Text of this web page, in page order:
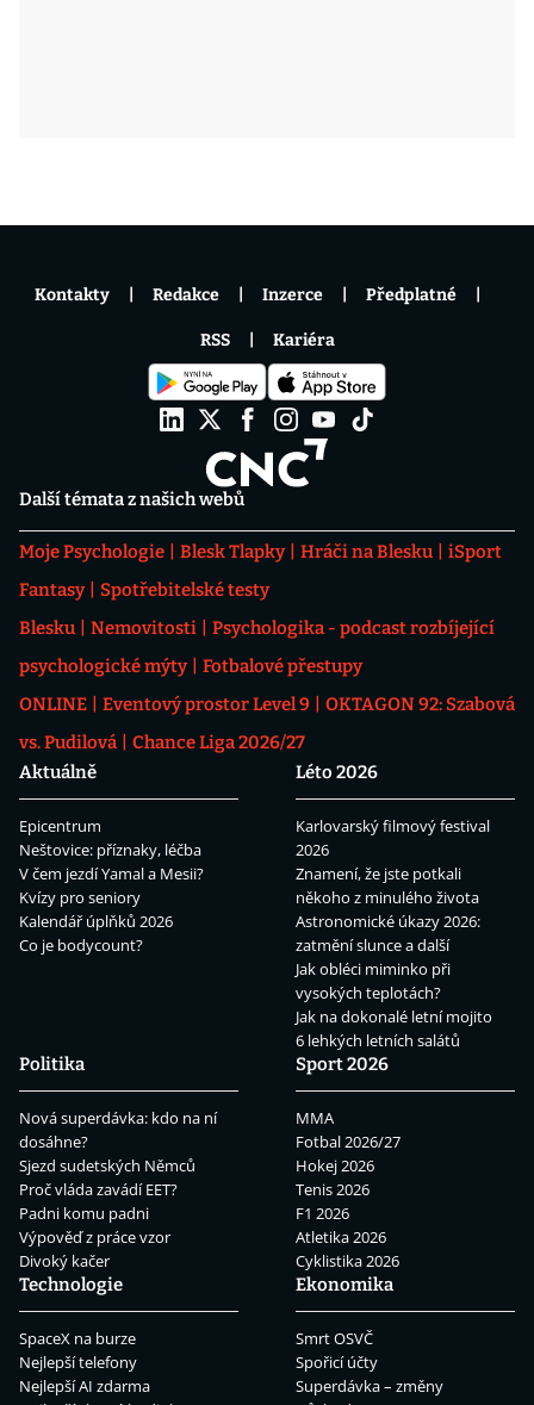
Další témata z našich webů
Moje Psychologie Blesk Tlapky Hráči na Blesku
iSport
Fantasy
Spotřebitelské testy
Blesku
Nemovitosti
Psychologika - podcast rozbíjející
psychologické mýty
Fotbalové přestupy
ONLINE
Eventový prostor Level 9
OKTAGON 92: Szabová
vs. Pudilová
Chance Liga 2026/27
Aktuálně
Epicentrum
Neštovice: příznaky, léčba
V čem jezdí Yamal a Mesii?
Kvízy pro seniory
Kalendář úplňků 2026
Co je bodycount?
Léto 2026
Karlovarský filmový festival
2026
Znamení, že jste potkali
někoho z minulého života
Astronomické úkazy 2026:
zatmění slunce a další
Jak obléci miminko při
vysokých teplotách?
Jak na dokonalé letní mojito
6 lehkých letních salátů
Politika
Nová superdávka: kdo na ní
dosáhne?
Sjezd sudetských Němců
Proč vláda zavádí EET?
Padni komu padni
Výpověď z práce vzor
Divoký kačer
Sport 2026
MMA
Fotbal 2026/27
Hokej 2026
Tenis 2026
F1 2026
Atletika 2026
Cyklistika 2026
Technologie
SpaceX na burze
Nejlepší telefony
Nejlepší AI zdarma
Ekonomika
Smrt OSVČ
Spořicí účty
Superdávka – změny
Kontakty Redakce Inzerce Předplatné
RSS Kariéra